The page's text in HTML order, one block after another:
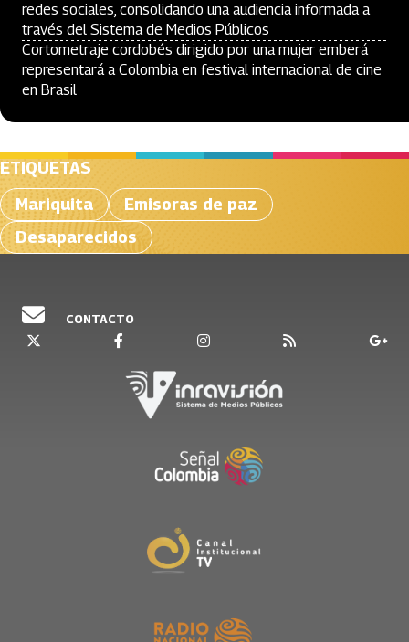
redes sociales, consolidando una audiencia informada a
través del Sistema de Medios Públicos
Cortometraje cordobés dirigido por una mujer emberá
representará a Colombia en festival internacional de cine
en Brasil
ETIQUETAS
Mariquita
Emisoras de paz
Desaparecidos
CONTACTO